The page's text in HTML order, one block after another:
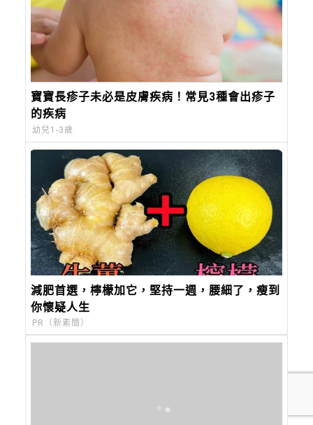
寶寶長疹子未必是皮膚疾病！常見3種會出疹子
的疾病
幼兒1-3歲
減肥首選，檸檬加它，堅持一週，腰細了，瘦到
你懷疑人生
PR（新素簡）